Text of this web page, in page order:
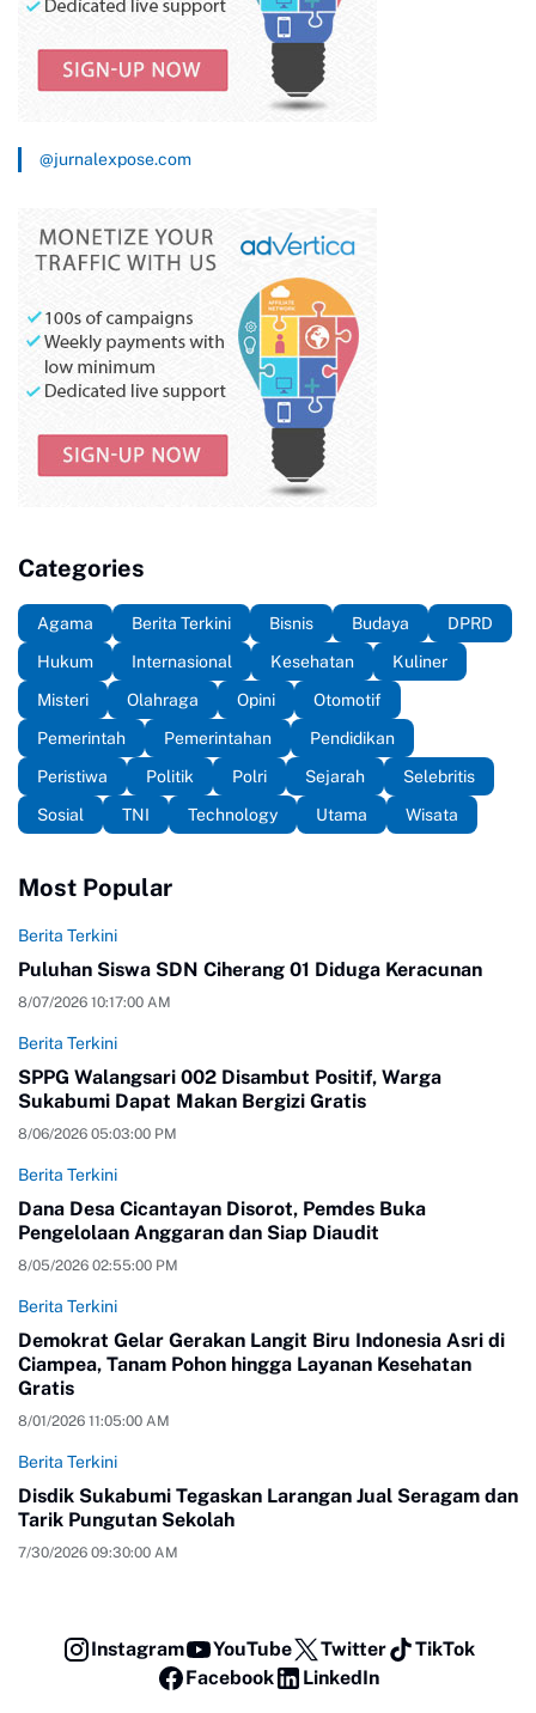
@jurnalexpose.com
Categories
Agama Berita Terkini Bisnis Budaya
DPRD
Hukum
Internasional Kesehatan
Kuliner
Misteri
Olahraga Opini
Otomotif
Pemerintah
Pemerintahan
Pendidikan
Peristiwa
Politik Polri Sejarah
Selebritis
Sosial
TNI Technology Utama Wisata
Most Popular
Berita Terkini
Puluhan Siswa SDN Ciherang 01 Diduga Keracunan
8/07/2026 10:17:00 AM
Berita Terkini
SPPG Walangsari 002 Disambut Positif, Warga
Sukabumi Dapat Makan Bergizi Gratis
8/06/2026 05:03:00 PM
Berita Terkini
Dana Desa Cicantayan Disorot, Pemdes Buka
Pengelolaan Anggaran dan Siap Diaudit
8/05/2026 02:55:00 PM
Berita Terkini
Demokrat Gelar Gerakan Langit Biru Indonesia Asri di
Ciampea, Tanam Pohon hingga Layanan Kesehatan
Gratis
8/01/2026 11:05:00 AM
Berita Terkini
Disdik Sukabumi Tegaskan Larangan Jual Seragam dan
Tarik Pungutan Sekolah
7/30/2026 09:30:00 AM
Instagram YouTube Twitter
TikTok
Facebook
LinkedIn